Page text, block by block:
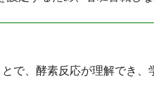
で、酵素反応が理解でき、